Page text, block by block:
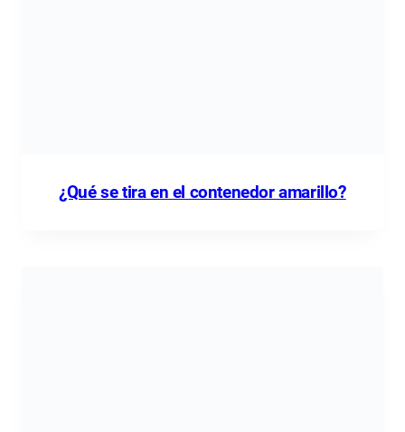
¿Qué se tira en el contenedor amarillo?